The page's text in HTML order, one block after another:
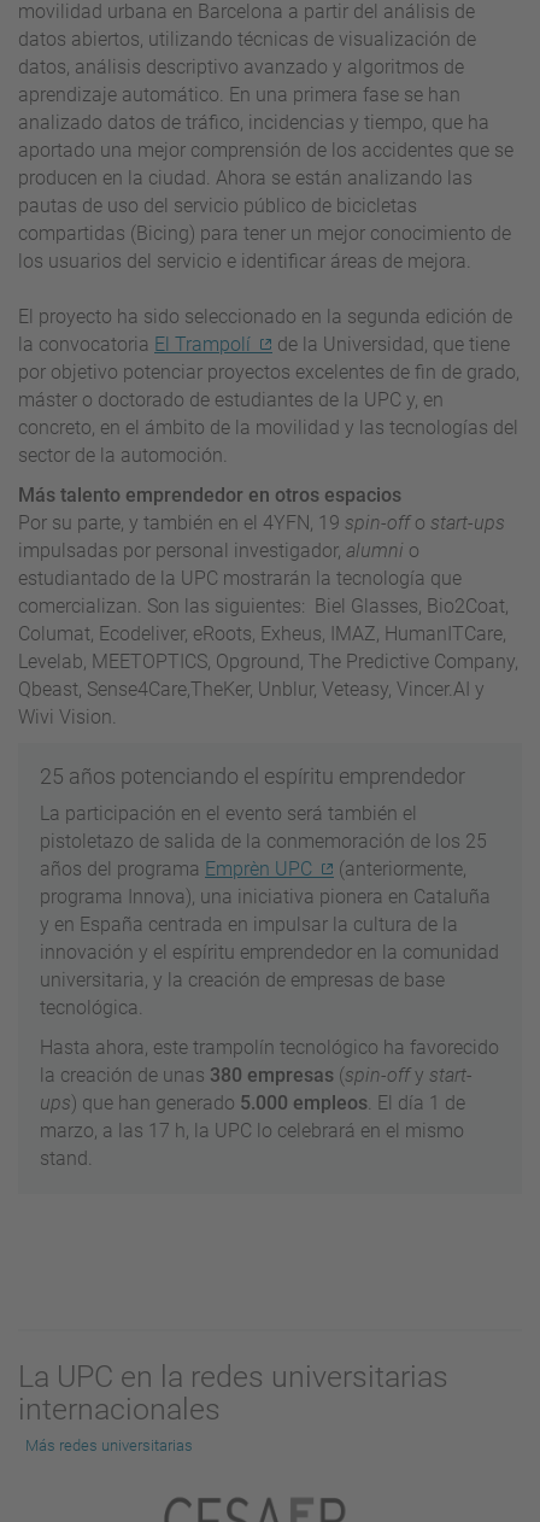
movilidad urbana en Barcelona a partir del análisis de
datos abiertos, utilizando técnicas de visualización de
datos, análisis descriptivo avanzado y algoritmos de
aprendizaje automático. En una primera fase se han
analizado datos de tráfico, incidencias y tiempo, que ha
aportado una mejor comprensión de los accidentes que se
producen en la ciudad. Ahora se están analizando las
pautas de uso del servicio público de bicicletas
compartidas (Bicing) para tener un mejor conocimiento de
los usuarios del servicio e identificar áreas de mejora.
El proyecto ha sido seleccionado en la segunda edición de
la convocatoria El Trampolí
de la Universidad, que tiene
por objetivo potenciar proyectos excelentes de fin de grado,
máster o doctorado de estudiantes de la UPC y, en
concreto, en el ámbito de la movilidad y las tecnologías del
sector de la automoción.
Más talento emprendedor en otros espacios
Por su parte, y también en el 4YFN, 19 spin-offo start-ups
impulsadas por personal investigador, alumni o
estudiantado de la UPC mostrarán la tecnología que
comercializan. Son las siguientes: Biel Glasses, Bio2Coat,
Columat, Ecodeliver, eRoots, Exheus, IMAZ, HumanITCare,
Levelab, MEETOPTICS, Opground, The Predictive Company,
Qbeast, Sense4Care,TheKer, Unblur, Veteasy, Vincer.AI y
Wivi Vision.
25 años potenciando el espíritu emprendedor
La participación en el evento será también el
pistoletazo de salida de la conmemoración de los 25
años del programa Emprèn UPC
(anteriormente,
programa Innova), una iniciativa pionera en Cataluña
y en España centrada en impulsar la cultura de la
innovación y el espíritu emprendedor en la comunidad
universitaria, y la creación de empresas de base
tecnológica.
Hasta ahora, este trampolín tecnológico ha favorecido
la creación de unas 380 empresas (spin-offy start-
ups) que han generado 5.000 empleos. El día 1 de
marzo, a las 17 h, la UPC lo celebrará en el mismo
stand.
La UPC en la redes universitarias
internacionales
Más redes universitarias